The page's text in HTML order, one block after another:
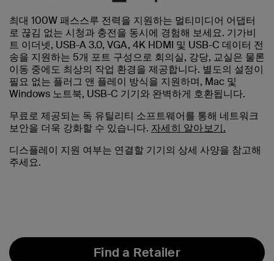
최대 100W 패스스루 전력을 지원하는 멀티미디어 어댑터
로 끊김 없는 시청과 충전을 동시에 경험해 보세요. 기가비
트 이더넷, USB-A 3.0, VGA, 4K HDMI 및 USB-C 데이터 전
송을 지원하는 5개 포트 구성으로 회의실, 강당, 교실은 물론
이동 중에도 최상의 작업 환경을 제공합니다. 별도의 설정이
필요 없는 플러그 앤 플레이 방식을 지원하며, Mac 및
Windows 노트북, USB-C 기기와 완벽하게 호환됩니다.
무료로 제공되는 독 유틸리티 소프트웨어를 통해 네트워크
보안을 더욱 강화할 수 있습니다. 자세히 알아보기.
디스플레이 지원 여부는 연결할 기기의 상세 사양을 참고해
주세요.
Find a Retailer